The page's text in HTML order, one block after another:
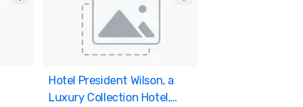
Removed from favorites
Hotel President Wilson, a
Luxury Collection Hotel,